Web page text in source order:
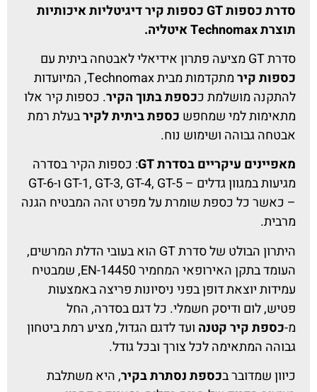
סדרת כספות GT כספות קיר דיגיטליות איכותיות
תוצרת Technomax איטליה.
סדרת GT מציעה פתרון אידיאלי לאבטחה ביתית עם
כספות קיר
מתקדמות מבית Technomax, המיועדות
להתקנה מושלמת ככספת בתוך הקיר. כספות קיר אלו
מתאימות למי שמחפש כספת ביתית לקירבעלת רמת
אבטחה גבוהה ושימוש נוח.
מאפיינים עיקריים בסדרת GT
: כספות הקיר בסדרה
מגיעות במגוון גדלים – GT-1, GT-3, GT-4, GT-5 ו-GT-6
– כאשר כל כספת שומרת על מפרט זהה המבטיח הגנה
מרבית.
היתרון הבולט של סדרת GT הוא בעובי הדלת המרשים,
העומד בתקן האירופאי המחמיר EN-14450, שמבטיח
עמידות יוצאת דופן בפני ניסיונות פריצה באמצעות
פטיש, לום ודיסק חשמלי. כל דגם בסדרה, החל
מ-כספת קיר קטנה ועד לדגם הגדול, מציע רמת ביטחון
גבוהה המתאימה לכל צורך ובכל גודל.
כיוון שמדובר בכספת נסתרת בקיר, היא משתלבת